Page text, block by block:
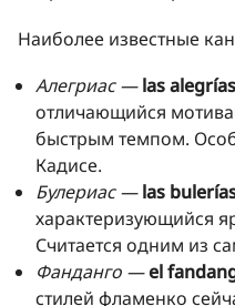
Наиболее известные
Алегриаc — las alegrías
отличающийся
быстрым темпом.
Кадисе.
Булериас — las
характеризующийся
Считается одним из
Фанданго —el
стилей фламенко